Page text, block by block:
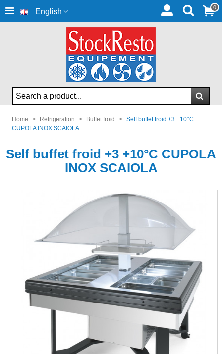
English 0
Home > Refrigeration > Buffet froid > Self buffet froid +3 +10°C
CUPOLA INOX SCAIOLA
Self buffet froid +3 +10°C CUPOLA
INOX SCAIOLA